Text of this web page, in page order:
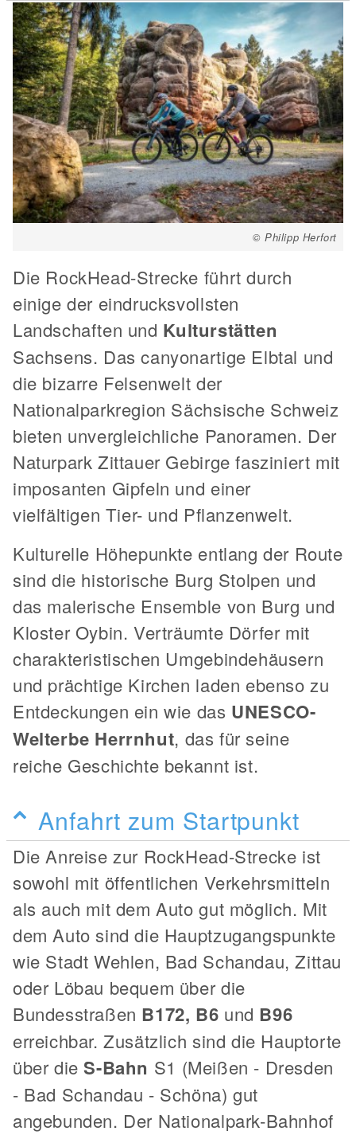
© Philipp Herfort
Die RockHead-Strecke führt durch
einige der eindrucksvollsten
Landschaften und Kulturstätten
Sachsens. Das canyonartige Elbtal und
die bizarre Felsenwelt der
Nationalparkregion Sächsische Schweiz
bieten unvergleichliche Panoramen. Der
Naturpark Zittauer Gebirge fasziniert mit
imposanten Gipfeln und einer
vielfältigen Tier- und Pflanzenwelt.
Kulturelle Höhepunkte entlang der Route
sind die historische Burg Stolpen und
das malerische Ensemble von Burg und
Kloster Oybin. Verträumte Dörfer mit
charakteristischen Umgebindehäusern
und prächtige Kirchen laden ebenso zu
Entdeckungen ein wie das UNESCO-
Welterbe Herrnhut, das für seine
reiche Geschichte bekannt ist.
Anfahrt zum Startpunkt
Die Anreise zur RockHead-Strecke ist
sowohl mit öffentlichen Verkehrsmitteln
als auch mit dem Auto gut möglich. Mit
dem Auto sind die Hauptzugangspunkte
wie Stadt Wehlen, Bad Schandau, Zittau
oder Löbau bequem über die
Bundesstraßen B172, B6 und B96
erreichbar. Zusätzlich sind die Hauptorte
über die S-Bahn S1 (Meißen - Dresden
- Bad Schandau - Schöna) gut
angebunden. Der Nationalpark-Bahnhof